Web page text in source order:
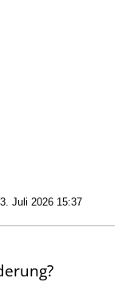
Juli 2026 15:37